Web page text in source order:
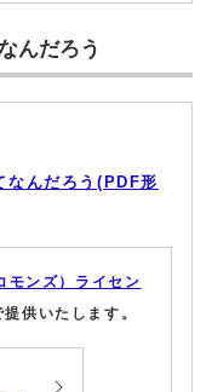
んだろう
なんだろう(PDF形
モンズ）ライセン
提供いたします。